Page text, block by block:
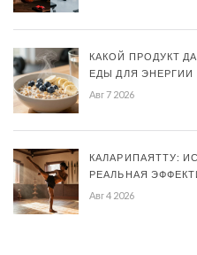
КАКОЙ ПРОДУКТ
ЕДЫ ДЛЯ ЭНЕРГИИ
Авг 7 2026
КАЛАРИПАЯТТУ:
РЕАЛЬНАЯ
Авг 4 2026